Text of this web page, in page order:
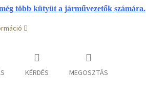
több kütyüt a járművezetők számára.
KÉRDÉS MEGOSZTÁS